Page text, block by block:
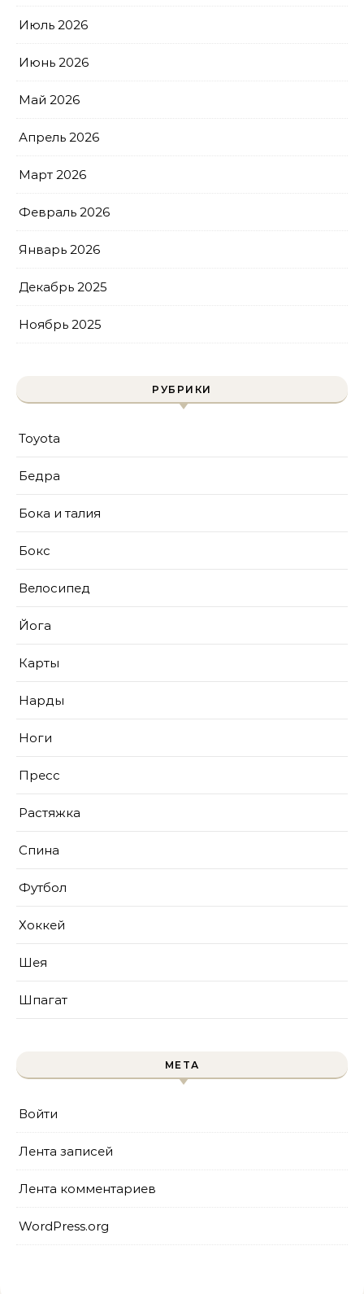
Июль 2026
Июнь 2026
Май 2026
Апрель 2026
Март 2026
Февраль 2026
Январь 2026
Декабрь 2025
Ноябрь 2025
РУБРИКИ
Toyota
Бедра
Бока и талия
Бокс
Велосипед
Йога
Карты
Нарды
Ноги
Пресс
Растяжка
Спина
Футбол
Хоккей
Шея
Шпагат
МЕТА
Войти
Лента записей
Лента комментариев
WordPress.org